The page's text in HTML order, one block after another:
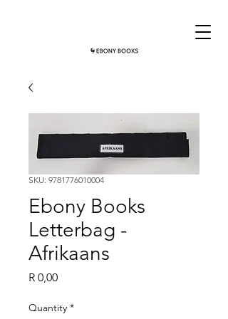
SKU: 9781776010004
Ebony Books
Letterbag -
Afrikaans
R 0,00Price
Quantity *